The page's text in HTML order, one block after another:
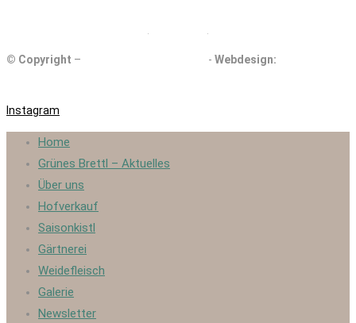
© Copyright – - Webdesign:
Instagram
Home
Grünes Brettl – Aktuelles
Über uns
Hofverkauf
Saisonkistl
Gärtnerei
Weidefleisch
Galerie
Newsletter